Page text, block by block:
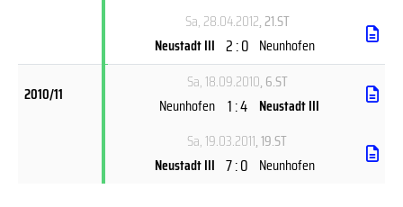
Sa, 28.04.2012, 21.ST
Neustadt III 2 : 0 Neunhofen
2010/11
Sa, 18.09.2010, 6.ST
Neunhofen 1 : 4 Neustadt III
Sa, 19.03.2011, 19.ST
Neustadt III 7 : 0 Neunhofen